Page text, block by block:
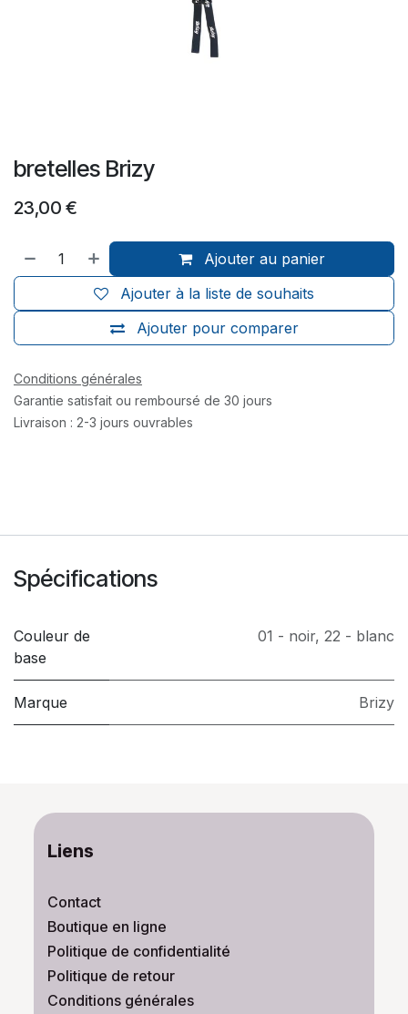
bretelles Brizy
23,00 €
Ajouter au panier
Ajouter pour comparer
Ajouter à la liste de souhaits
Conditions générales
Garantie satisfait ou remboursé de 30 jours
Livraison : 2-3 jours ouvrables
Spécifications
Couleur de
base
01 - noir, 22 - blanc
Marque Brizy
Liens
Contact
Boutique en ligne
Politique de confidentialité
Politique de retour
Conditions générales